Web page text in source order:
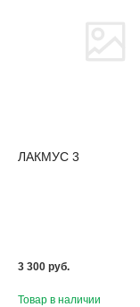
ЛАКМУС 3
3 300 pуб.
Товар в наличии